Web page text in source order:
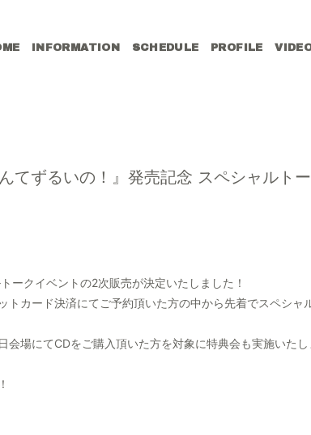
INFORMATION SCHEDULE PROFILE
てずるいの！』発売記念 スペシャルト
ークイベントの2次販売が決定いたしました！
トカード決済にてご予約頂いた方の中から先着でスペシャ
会場にてCDをご購入頂いた方を対象に特典会も実施いたし